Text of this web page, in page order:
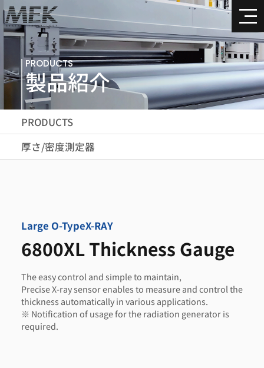
PRODUCTS
製品紹介
PRODUCTS
厚さ/密度測定器
Large O-TypeX-RAY
6800XL Thickness Gauge
The easy control and simple to maintain,
Precise X-ray sensor enables to measure and control the
thickness automatically in various applications.
※ Notification of usage for the radiation generator is
required.